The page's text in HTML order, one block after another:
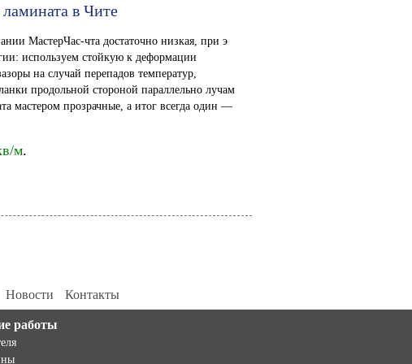
в Чите
МастерЧас-чта достаточно низкая, при э
используем стойкую к деформации
на случай перепадов температур,
продольной стороной параллельно лучам
мастером прозрачные, а итог всегда один —
м.
Новости Контакты
работы